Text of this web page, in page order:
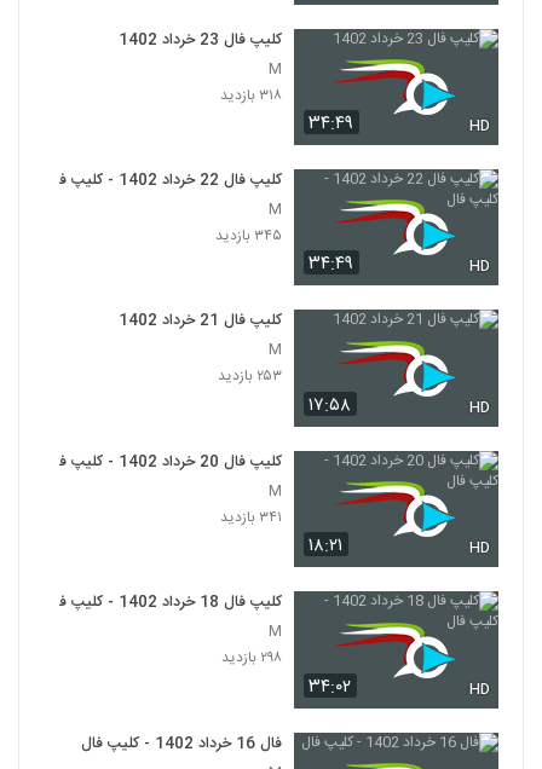
۳۴:۴۹ HD
کلیپ فال 23 خرداد 1402
M
۳۱۸ بازدید
۳۴:۴۹ HD
کلیپ فال 22 خرداد 1402 - کلیپ فال
M
۳۴۵ بازدید
۱۷:۵۸ HD
کلیپ فال 21 خرداد 1402
M
۲۵۳ بازدید
۱۸:۲۱ HD
کلیپ فال 20 خرداد 1402 - کلیپ فال
M
۳۴۱ بازدید
۳۴:۰۲ HD
کلیپ فال 18 خرداد 1402 - کلیپ فال
M
۲۹۸ بازدید
فال 16 خرداد 1402 - کلیپ فال